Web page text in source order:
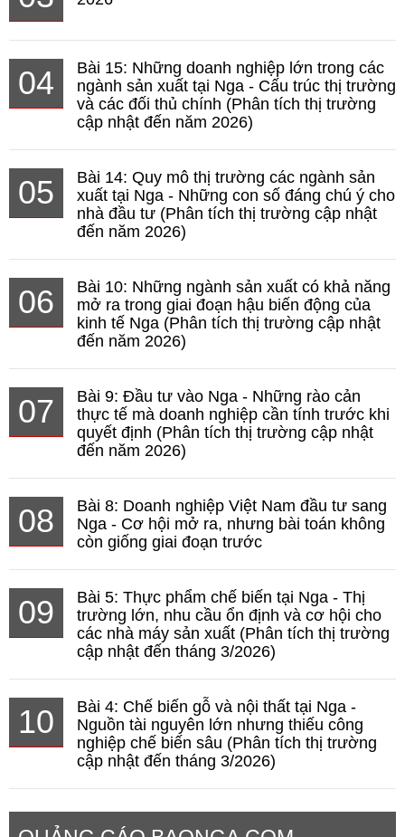
04
Bài 15: Những doanh nghiệp lớn trong các
ngành sản xuất tại Nga - Cấu trúc thị trường
và các đối thủ chính (Phân tích thị trường
cập nhật đến năm 2026)
05
Bài 14: Quy mô thị trường các ngành sản
xuất tại Nga - Những con số đáng chú ý cho
nhà đầu tư (Phân tích thị trường cập nhật
đến năm 2026)
06
Bài 10: Những ngành sản xuất có khả năng
mở ra trong giai đoạn hậu biến động của
kinh tế Nga (Phân tích thị trường cập nhật
đến năm 2026)
07
Bài 9: Đầu tư vào Nga - Những rào cản
thực tế mà doanh nghiệp cần tính trước khi
quyết định (Phân tích thị trường cập nhật
đến năm 2026)
08
Bài 8: Doanh nghiệp Việt Nam đầu tư sang
Nga - Cơ hội mở ra, nhưng bài toán không
còn giống giai đoạn trước
09
Bài 5: Thực phẩm chế biến tại Nga - Thị
trường lớn, nhu cầu ổn định và cơ hội cho
các nhà máy sản xuất (Phân tích thị trường
cập nhật đến tháng 3/2026)
10
Bài 4: Chế biến gỗ và nội thất tại Nga -
Nguồn tài nguyên lớn nhưng thiếu công
nghiệp chế biến sâu (Phân tích thị trường
cập nhật đến tháng 3/2026)